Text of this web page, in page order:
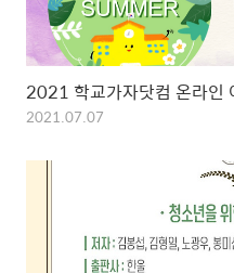
2021 학교가자닷컴 온라인
2021.07.07